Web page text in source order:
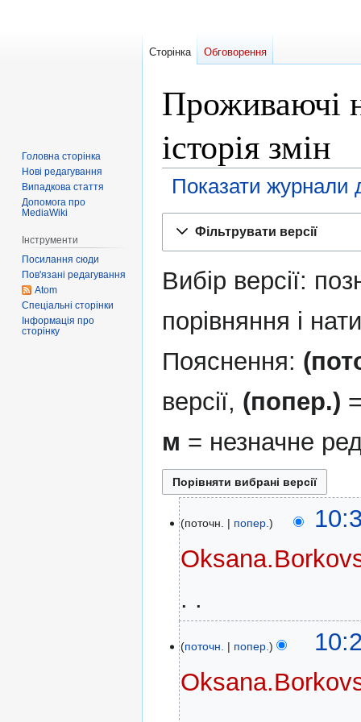
Проживаючі
історія змін
Показати журнали
Фільтрувати версії
Вибір версії:
порівняння і
Пояснення:
версії, (попер.)
м = незначне
лютого
2026
поточн. попер.
е
а
поточн. попер.
Сторінка Обговорення
Головна сторінка
Нові редагування
Випадкова стаття
Допомога про
MediaWiki
Інструменти
Посилання сюди
Пов'язані редагування
Atom
Спеціальні сторінки
Інформація про
сторінку